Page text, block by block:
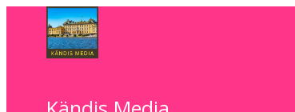
content